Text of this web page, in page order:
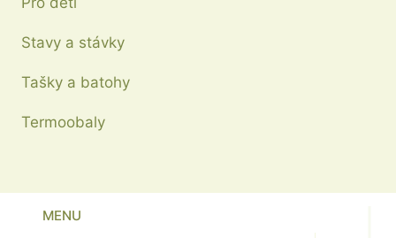
Stavy a stávky
Tašky a batohy
Termoobaly
MENU